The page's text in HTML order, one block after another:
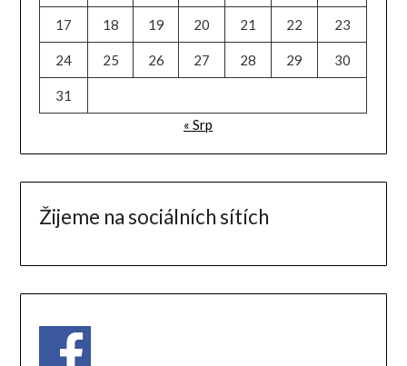
17 18 19 20 21 22 23
24 25 26 27 28 29 30
31
« Srp
Žijeme na sociálních sítích